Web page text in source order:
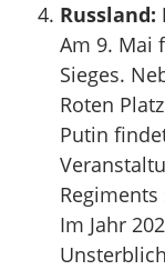
Russland:
Am 9. Mai
Sieges.
Roten
Putin
Im Jahr